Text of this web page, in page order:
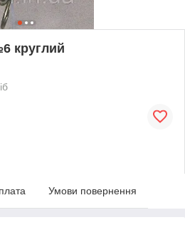
круглий
Умови повернення